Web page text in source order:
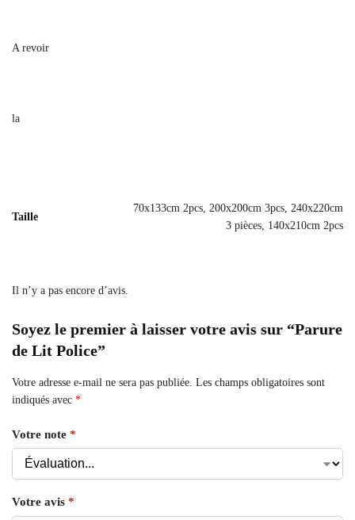
A revoir
la
Taille
70x133cm 2pcs, 200x200cm 3pcs, 240x220cm
3 pièces, 140x210cm 2pcs
Il n’y a pas encore d’avis.
Soyez le premier à laisser votre avis sur “Parure
de Lit Police”
Votre adresse e-mail ne sera pas publiée. Les champs obligatoires sont
indiqués avec *
Votre note *
Votre avis *